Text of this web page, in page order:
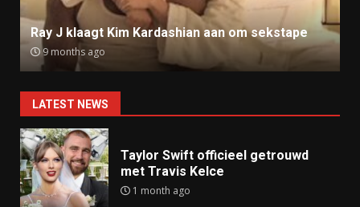
Ray J klaagt Kim Kardashian aan om sekstape
9 months ago
LATEST NEWS
Taylor Swift officieel getrouwd
met Travis Kelce
1 month ago